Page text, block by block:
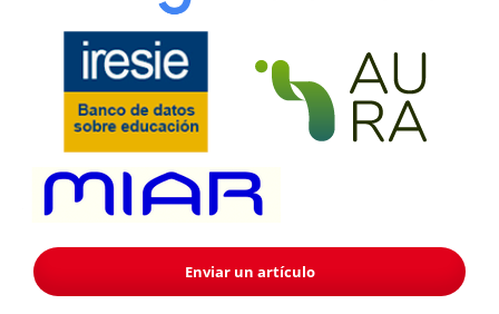
Enviar un artículo